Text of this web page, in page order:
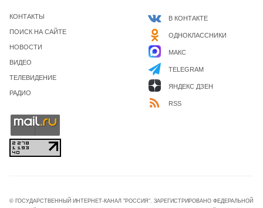
КОНТАКТЫ
ПОИСК НА САЙТЕ
НОВОСТИ
ВИДЕО
ТЕЛЕВИДЕНИЕ
РАДИО
В КОНТАКТЕ
ОДНОКЛАССНИКИ
МАКС
TELEGRAM
ЯНДЕКС ДЗЕН
RSS
© ГОСУДАРСТВЕННЫЙ ИНТЕРНЕТ-КАНАЛ "РОССИЯ". ЗАРЕГИСТРИРОВАНО ФЕДЕРАЛЬНОЙ